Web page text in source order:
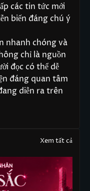
các tin tức mới
biến đáng chú ý
nhanh chóng và
chỉ là nguồn
đọc có thể dễ
đáng quan tâm
diễn ra trên
Xem tất cả